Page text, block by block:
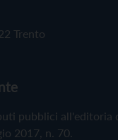
Trento
pubblici all'editoria
2017, n. 70.